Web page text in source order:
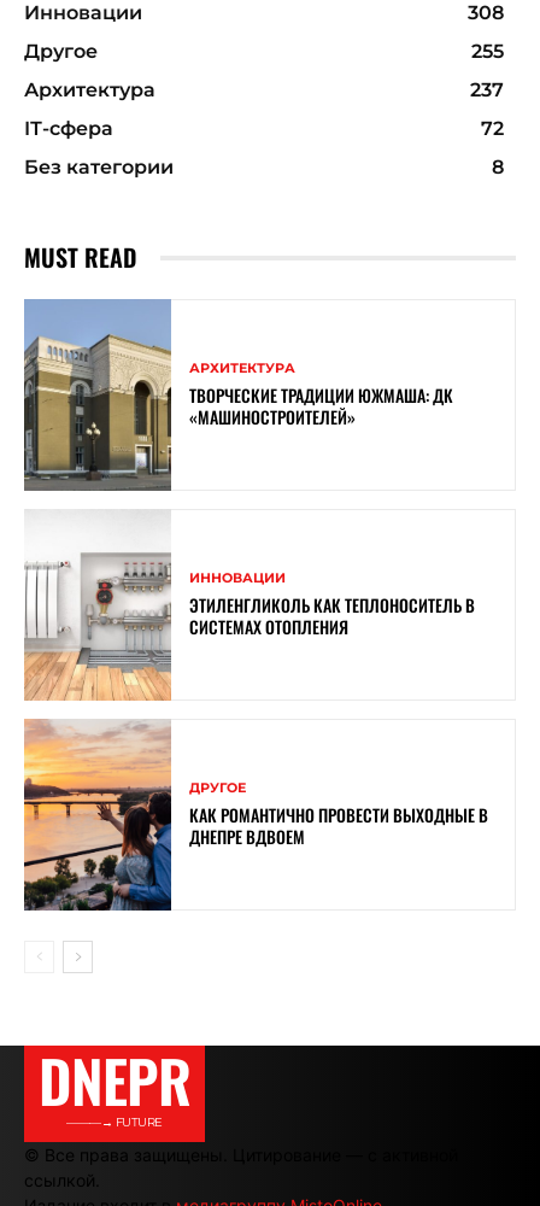
Инновации
308
Другое
255
Архитектура
237
ІТ-сфера
72
Без категории
8
MUST READ
АРХИТЕКТУРА
ТВОРЧЕСКИЕ ТРАДИЦИИ ЮЖМАША: ДК
«МАШИНОСТРОИТЕЛЕЙ»
ИННОВАЦИИ
ЭТИЛЕНГЛИКОЛЬ КАК ТЕПЛОНОСИТЕЛЬ В
СИСТЕМАХ ОТОПЛЕНИЯ
ДРУГОЕ
КАК РОМАНТИЧНО ПРОВЕСТИ ВЫХОДНЫЕ В
ДНЕПРЕ ВДВОЕМ
DNEPR
———→ FUTURE
© Все права защищены. Цитирование — с активной
ссылкой.